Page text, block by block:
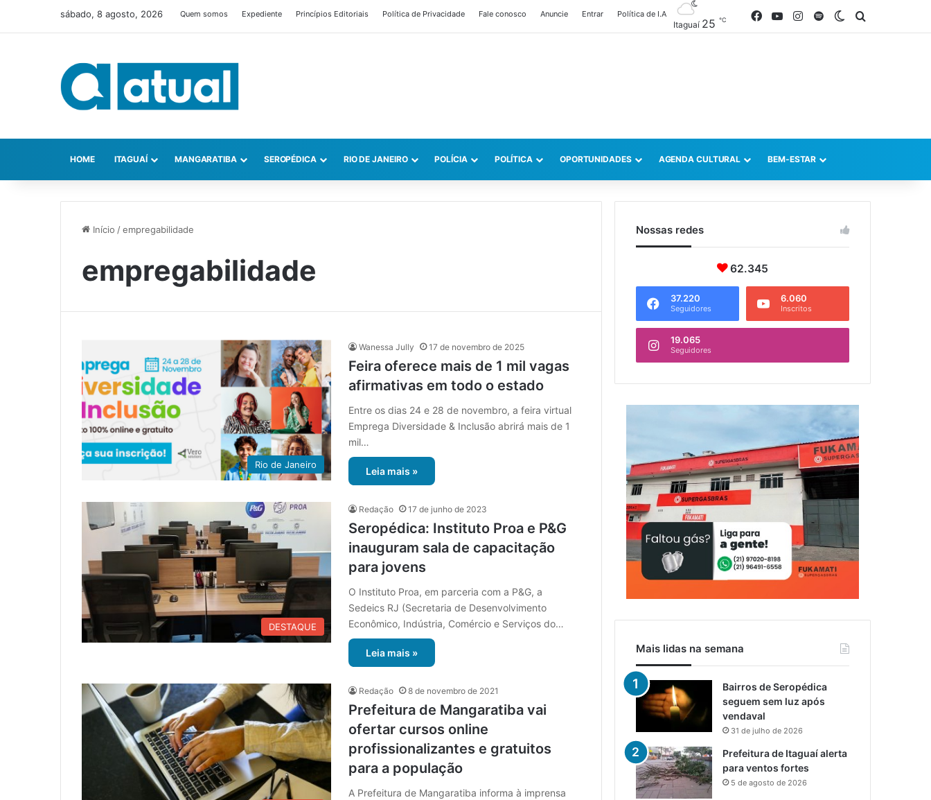
sábado, 8 agosto, 2026 Quem somos Expediente Princípios Editoriais Política de Privacidade Fale conosco Anuncie Entrar Política de I.A
Itaguaí 25 ℃ FacebookYouTubeInstagram
SpotifySwitch skin
HOME ITAGUAÍ MANGARATIBA SEROPÉDICA RIO DE JANEIRO POLÍCIA POLÍTICA OPORTUNIDADES AGENDA CULTURAL BEM-ESTAR
Início /empregabilidade
empregabilidade
Rio de Janeiro
Wanessa Jully 17 de novembro de 2025
Feira oferece mais de 1 mil vagas
afirmativas em todo o estado
Entre os dias 24 e 28 de novembro, a feira virtual
Emprega Diversidade & Inclusão abrirá mais de 1
mil…
Leia mais »
DESTAQUE
Redação 17 de junho de 2023
Seropédica: Instituto Proa e P&G
inauguram sala de capacitação
para jovens
O Instituto Proa, em parceria com a P&G, a
Sedeics RJ (Secretaria de Desenvolvimento
Econômico, Indústria, Comércio e Serviços do…
Leia mais »
Redação 8 de novembro de 2021
Prefeitura de Mangaratiba vai
ofertar cursos online
profissionalizantes e gratuitos
para a população
A Prefeitura de Mangaratiba informa à imprensa
Nossas redes
62.345
37.220
Seguidores
6.060
Inscritos
19.065
Seguidores
Mais lidas na semana
Bairros de Seropédica
seguem sem luz após
vendaval
31 de julho de 2026
Prefeitura de Itaguaí alerta
para ventos fortes
5 de agosto de 2026